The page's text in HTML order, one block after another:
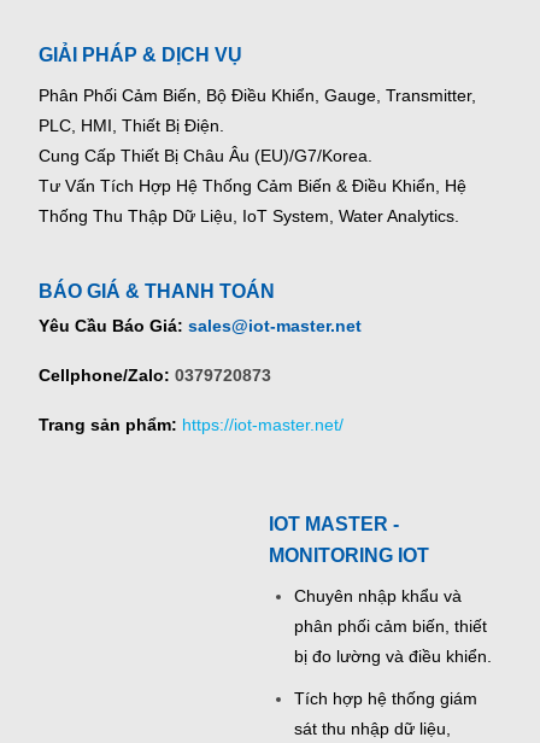
GIẢI PHÁP & DỊCH VỤ
Phân Phối Cảm Biến, Bộ Điều Khiển, Gauge, Transmitter,
PLC, HMI, Thiết Bị Điện.
Cung Cấp Thiết Bị Châu Âu (EU)/G7/Korea.
Tư Vấn Tích Hợp Hệ Thống Cảm Biến & Điều Khiển, Hệ
Thống Thu Thập Dữ Liệu, IoT System, Water Analytics.
BÁO GIÁ & THANH TOÁN
Yêu Cầu Báo Giá: sales@iot-master.net
Cellphone/Zalo: 0379720873
Trang sản phẩm: https://iot-master.net/
IOT MASTER -
MONITORING IOT
Chuyên nhập khẩu và
phân phối cảm biến, thiết
bị đo lường và điều khiển.
Tích hợp hệ thống giám
sát thu nhập dữ liệu,